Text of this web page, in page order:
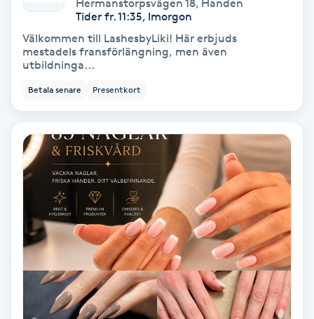
Föning
Gel naglar
Gelenaglar
Gellack med förstärkning
Gravidmassage
Gravidyoga
Hermanstorpsvägen 18, Handen
Tider fr. 11:35, Imorgon
Välkommen till LashesbyLiki! Här erbjuds
mestadels fransförlängning, men även
utbildninga...
Betala senare Presentkort